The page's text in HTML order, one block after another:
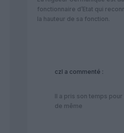
fonctionnaire d’Etat qui
la hauteur de sa fonction.
czl a commenté :
Il a pris son temps
de même